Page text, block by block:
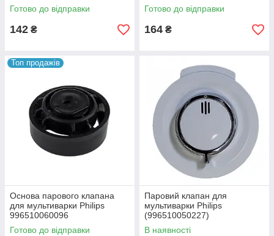
Готово до відправки
142 ₴
Готово до відправки
164 ₴
Топ продажів
Основа парового клапана
для мультиварки Philips
996510060096
Готово до відправки
Паровий клапан для
мультиварки Philips
(996510050227)
996510069846
В наявності